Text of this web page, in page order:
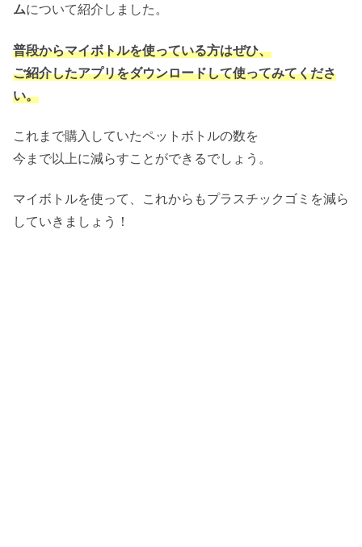
ムについて紹介しました。
普段からマイボトルを使っている方はぜひ、
ご紹介したアプリをダウンロードして使ってみてくださ
い。
これまで購入していたペットボトルの数を
今まで以上に減らすことができるでしょう。
マイボトルを使って、これからもプラスチックゴミを減ら
していきましょう！